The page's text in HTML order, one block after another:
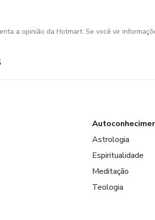
a opinião da Hotmart. Se você vir
Astrologia
Espiritualidade
Meditação
Teologia